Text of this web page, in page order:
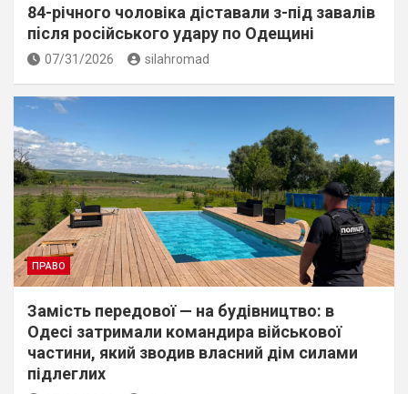
84-річного чоловіка діставали з-під завалів
пiсля росiйського удару по Одещині
07/31/2026 silahromad
ПРАВО
Замість передової — на будівництво: в
Одесі затримали командира військової
частини, який зводив власний дім силами
підлеглих